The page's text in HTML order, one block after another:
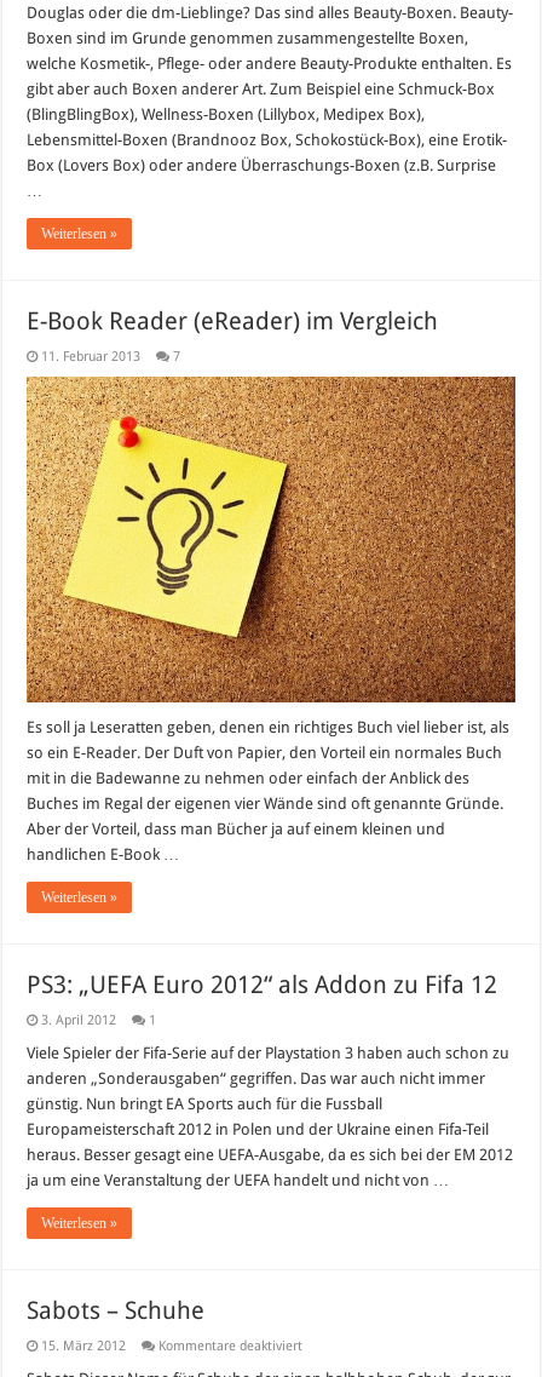
Douglas oder die dm-Lieblinge? Das sind alles Beauty-Boxen. Beauty-
Boxen sind im Grunde genommen zusammengestellte Boxen,
welche Kosmetik-, Pflege- oder andere Beauty-Produkte enthalten. Es
gibt aber auch Boxen anderer Art. Zum Beispiel eine Schmuck-Box
(BlingBlingBox), Wellness-Boxen (Lillybox, Medipex Box),
Lebensmittel-Boxen (Brandnooz Box, Schokostück-Box), eine Erotik-
Box (Lovers Box) oder andere Überraschungs-Boxen (z.B. Surprise
…
Weiterlesen »
E-Book Reader (eReader) im Vergleich
11. Februar 2013 7
Es soll ja Leseratten geben, denen ein richtiges Buch viel lieber ist, als
so ein E-Reader. Der Duft von Papier, den Vorteil ein normales Buch
mit in die Badewanne zu nehmen oder einfach der Anblick des
Buches im Regal der eigenen vier Wände sind oft genannte Gründe.
Aber der Vorteil, dass man Bücher ja auf einem kleinen und
handlichen E-Book …
Weiterlesen »
PS3: „UEFA Euro 2012“ als Addon zu Fifa 12
3. April 2012 1
Viele Spieler der Fifa-Serie auf der Playstation 3 haben auch schon zu
anderen „Sonderausgaben“ gegriffen. Das war auch nicht immer
günstig. Nun bringt EA Sports auch für die Fussball
Europameisterschaft 2012 in Polen und der Ukraine einen Fifa-Teil
heraus. Besser gesagt eine UEFA-Ausgabe, da es sich bei der EM 2012
ja um eine Veranstaltung der UEFA handelt und nicht von …
Weiterlesen »
Sabots – Schuhe
15. März 2012 Kommentare deaktiviertfür